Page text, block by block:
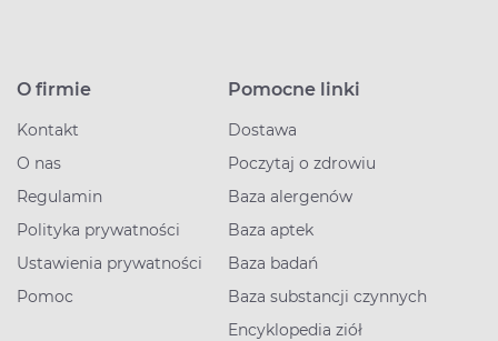
O firmie
Kontakt
O nas
Regulamin
Polityka prywatności
Ustawienia prywatności
Pomoc
Pomocne linki
Dostawa
Poczytaj o zdrowiu
Baza alergenów
Baza aptek
Baza badań
Baza substancji czynnych
Encyklopedia ziół